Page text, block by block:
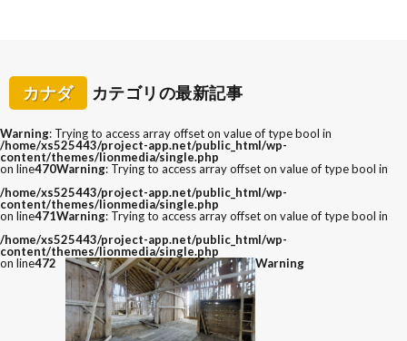
カナダ カテゴリの最新記事
Warning: Trying to access array offset on value of type bool in
/home/xs525443/project-app.net/public_html/wp-
content/themes/lionmedia/single.php
on line470Warning: Trying to access array offset on value of type bool in
/home/xs525443/project-app.net/public_html/wp-
content/themes/lionmedia/single.php
on line471Warning: Trying to access array offset on value of type bool in
/home/xs525443/project-app.net/public_html/wp-
content/themes/lionmedia/single.php
on line472 Warning